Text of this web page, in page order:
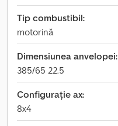
Tip combustibil:
motorină
Dimensiunea anvelopei:
385/65 22.5
Configurație ax:
8x4